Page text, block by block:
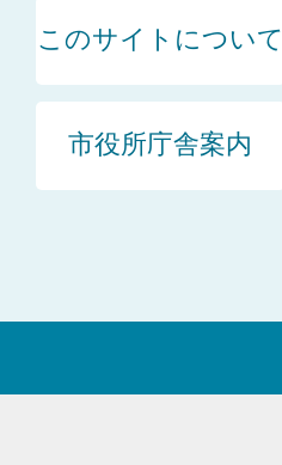
このサイトについて
市役所庁舎案内